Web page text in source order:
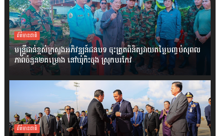
ព័ត៌មានជាតិ
មន្ត្រីជាន់ខ្ពស់ក្រសួងអភិវឌ្ឍន៍ជនបទ ចុះត្រួតពិនិត្យវាយតម្លៃបញ្ចប់សុពល
ភាពចំនួន២គម្រោង នៅឃុំកិះចុង ស្រុកបរកែវ
ព័ត៌មានជាតិ